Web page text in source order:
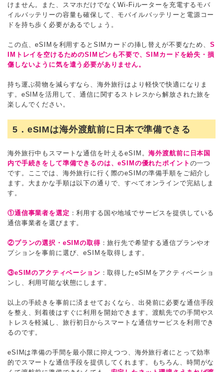
けません。また、スマホだけでなくWi-Fiルーターを充電するモバ
イルバッテリーの容量も確保して、モバイルバッテリーと電源コー
ドを持ち歩く必要があるでしょう。
この点、eSIMを利用するとSIMカードの挿し替えが不要なため、 S
IMトレイを空けるためのSIMピンも不要で、SIMカードを紛失・損
傷しないように気を遣う必要がありません。
持ち運ぶ荷物を減らすなら、海外旅行はより軽快で快適になりま
す。eSIMを活用して、通信に関するストレスから解放された旅を
楽しんでください。
5．eSIMは海外渡航前に日本で準備できる
海外旅行中もスマートな通信を叶えるeSIM。海外渡航前に日本国
内で手続きをして準備できるのは、eSIMの優れたポイント の一つ
です。ここでは、海外旅行に行く際のeSIMの準備手順をご紹介し
ます。大まかな手順は以下の通りで、すべてオンラインで完結しま
す。
①通信事業者を選定 ：利用する国や地域でサービスを提供している
通信事業者を選びます。
②プランの選択・eSIMの取得：旅行先で希望する通信プランやオ
プションを事前に選び、eSIMを取得します。
③eSIMのアクティベーション ：取得したeSIMをアクティベーショ
ンし、利用可能な状態にします。
以上の手続きを事前に済ませておくなら、出発前に必要な通信手段
を整え、到着後はすぐに利用を開始できます。渡航先での手間やス
トレスを軽減し、旅行初日からスマートな通信サービスを利用でき
るのです。
eSIMは準備の手間を最小限に抑えつつ、海外旅行者にとって効率
的でスマートな通信手段を提供してくれます。もちろん、時間がな